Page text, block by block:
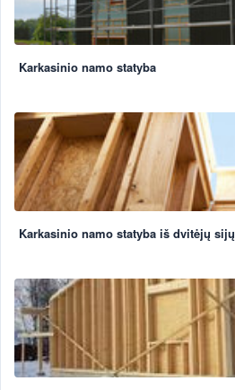
Karkasinio namo statyba
Karkasinio namo statyba iš dvitėjų sijų